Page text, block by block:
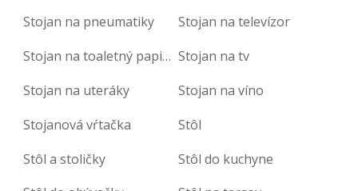
Stojan na pneumatiky
Stojan na televízor
Stojan na toaletný papier Stojan na tv
Stojan na uteráky
Stojan na víno
Stojanová vŕtačka
Stôl
Stôl a stoličky
Stôl do kuchyne